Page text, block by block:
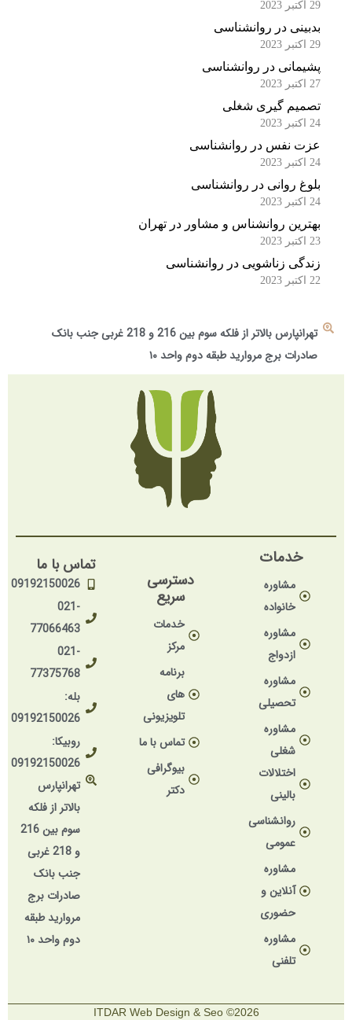
بدبینی در روانشناسی
پشیمانی در روانشناسی
تصمیم گیری شغلی
عزت نفس در روانشناسی
بلوغ روانی در روانشناسی
بهترین روانشناس و مشاور در تهران
زندگی زناشویی در روانشناسی
تهرانپارس بالاتر از فلکه سوم بین 216 و 218 غربی جنب بانک
صادرات برج مروارید طبقه دوم واحد ۱۰
خدمات
مشاوره
خانواده
مشاوره
ازدواج
مشاوره
تحصیلی
مشاوره
شغلی
اختلالات
بالینی
روانشناسی
عمومی
مشاوره
آنلاین و
حضوری
مشاوره
تلفنی
دسترسی
سریع
خدمات
مرکز
های
تلویزیونی
تماس با ما
بیوگرافی
دکتر
تماس با ما
09192150026
77066463
77375768
09192150026
روبیکا:
09192150026
تهرانپارس
بالاتر از فلکه
سوم بین 216
و 218 غربی
جنب بانک
صادرات برج
مروارید طبقه
دوم واحد ۱۰